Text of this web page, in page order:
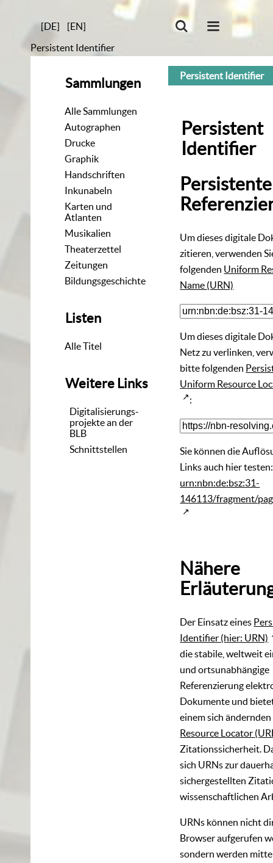
[DE]
[EN]
Persistent Identifier
Sammlungen
Alle Sammlungen
Autographen
Drucke
Graphik
Handschriften
Inkunabeln
Karten und
Atlanten
Musikalien
Theaterzettel
Zeitungen
Bildungsgeschichte
Listen
Alle Titel
Weitere Links
Digitalisierungs-
projekte an der
BLB
Schnittstellen
Persistent Identifier
Persistent
Identifier
Persistente
Um dieses digitale
zitieren, verwenden
folgenden Uniform
Name (URN)
Um dieses digitale
Netz zu verlinken,
bitte folgenden
Uniform Resource
:
Sie können die
Links auch hier testen:
urn:nbn:de:bsz:31-
146113/fragment/
Nähere
Der Einsatz eines
Identifier (hier: URN)
die stabile, weltweit
und ortsunabhängige
Referenzierung
Dokumente und
einem sich ändernden
Resource Locator
Zitationssicherheit.
sich URNs zur
sichergestellten
wissenschaftlichen
URNs können nicht
Browser aufgerufen
sondern werden